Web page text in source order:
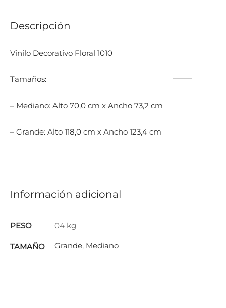
Descripción
Vinilo Decorativo Floral 1010
Tamaños:
– Mediano: Alto 70,0 cm x Ancho 73,2 cm
– Grande: Alto 118,0 cm x Ancho 123,4 cm
Información adicional
PESO 04 kg
TAMAÑO Grande, Mediano